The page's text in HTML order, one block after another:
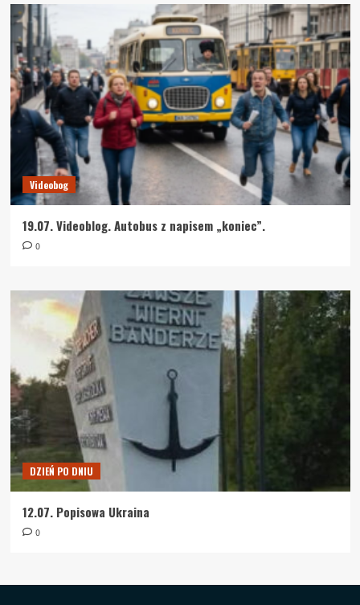
Videobog
19.07. Videoblog. Autobus z napisem „koniec”.
0
DZIEŃ PO DNIU
12.07. Popisowa Ukraina
0